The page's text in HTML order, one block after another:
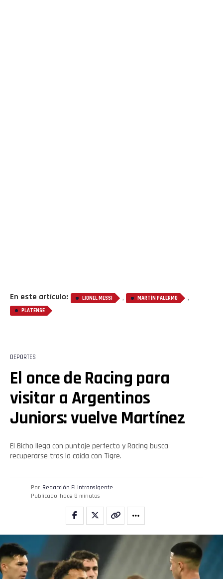
En este artículo: LIONEL MESSI , MARTÍN PALERMO ,
PLATENSE
DEPORTES
El once de Racing para
visitar a Argentinos
Juniors: vuelve Martínez
El Bicho llega con puntaje perfecto y Racing busca
recuperarse tras la caída con Tigre.
Por Redacción El intransigente
Publicado hace 8 minutos